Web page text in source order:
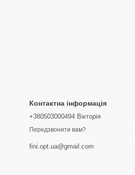
Контактна інформація
+380503000494 Вікторія
Передзвонити вам?
fini.opt.ua@gmail.com